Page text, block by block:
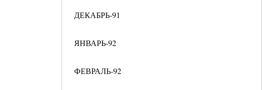
ДЕКАБРЬ-91
ЯНВАРЬ-92
ФЕВРАЛЬ-92